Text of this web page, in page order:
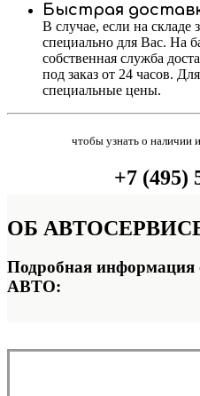
Быстрая
В случае, если на складе
специально для Вас. На
собственная служба
под заказ от 24 часов.
специальные цены.
чтобы узнать о наличии
+7 (495)
ОБ
Подробная информация
АВТО: